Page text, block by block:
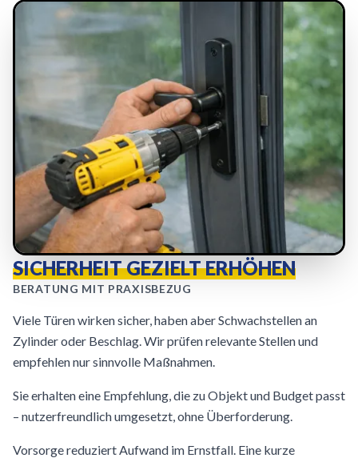
SICHERHEIT GEZIELT ERHÖHEN
BERATUNG MIT PRAXISBEZUG
Viele Türen wirken sicher, haben aber Schwachstellen an
Zylinder oder Beschlag. Wir prüfen relevante Stellen und
empfehlen nur sinnvolle Maßnahmen.
Sie erhalten eine Empfehlung, die zu Objekt und Budget passt
– nutzerfreundlich umgesetzt, ohne Überforderung.
Vorsorge reduziert Aufwand im Ernstfall. Eine kurze